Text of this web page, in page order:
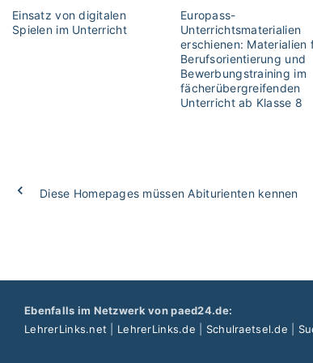
Einsatz von digitalen
Spielen im Unterricht
Europass-
Unterrichtsmaterialien
erschienen: Materialien
Berufsorientierung und
Bewerbungstraining im
fächerübergreifenden
Unterricht ab Klasse 8
Diese Homepages müssen Abiturienten kennen
Ebenfalls im Netzwerk von paed24.de:
LehrerLinks.net
LehrerLinks.de Schulraetsel.de